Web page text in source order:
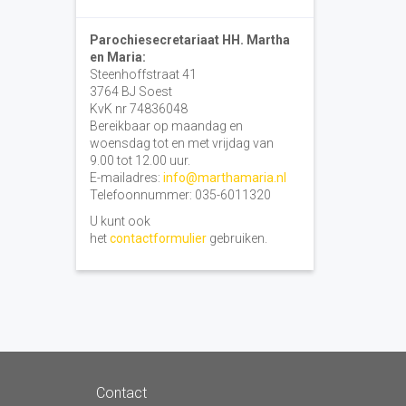
Parochiesecretariaat HH. Martha
en Maria:
Steenhoffstraat 41
3764 BJ Soest
KvK nr 74836048
Bereikbaar op maandag en
woensdag tot en met vrijdag van
9.00 tot 12.00 uur.
E-mailadres: info@marthamaria.nl
Telefoonnummer: 035-6011320
U kunt ook
hetcontactformuliergebruiken.
Contact